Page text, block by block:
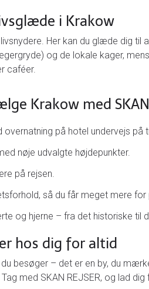
i Krakow
Her kan du glæde dig
og de lokale kager,
caféer.
Krakow med SKAN
på hotel undervejs på
nøje udvalgte højdepunkter.
på rejsen.
så du får meget mere for
og hjerne – fra det historiske til
hos dig for altid
besøger – det er en by, du
med SKAN REJSER, og lad